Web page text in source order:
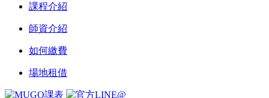
課程介紹
師資介紹
如何繳費
場地租借